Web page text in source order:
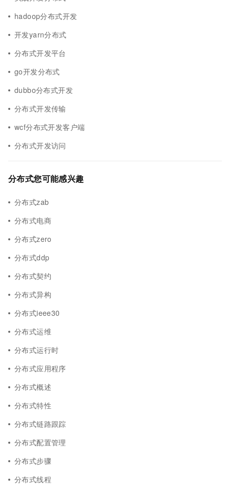
hadoop分布式开发
开发yarn分布式
分布式开发平台
go开发分布式
dubbo分布式开发
分布式开发传输
wcf分布式开发客户端
分布式开发访问
分布式您可能感兴趣
分布式zab
分布式电商
分布式zero
分布式ddp
分布式契约
分布式异构
分布式ieee30
分布式运维
分布式运行时
分布式应用程序
分布式概述
分布式特性
分布式链路跟踪
分布式配置管理
分布式步骤
分布式线程